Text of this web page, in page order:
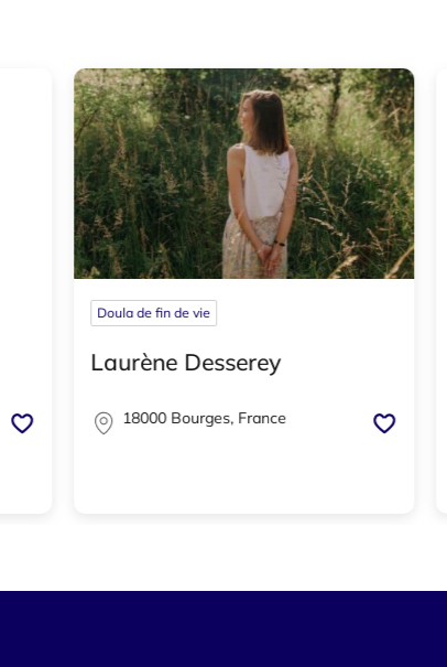
Doula de fin de vie
Laurène Desserey
18000 Bourges, France